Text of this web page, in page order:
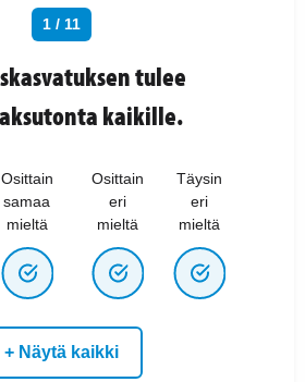
1 / 11
tulee
kaikille.
Osittain
samaa
mieltä
Osittain
eri
mieltä
Täysin
eri
mieltä
+ Näytä kaikki